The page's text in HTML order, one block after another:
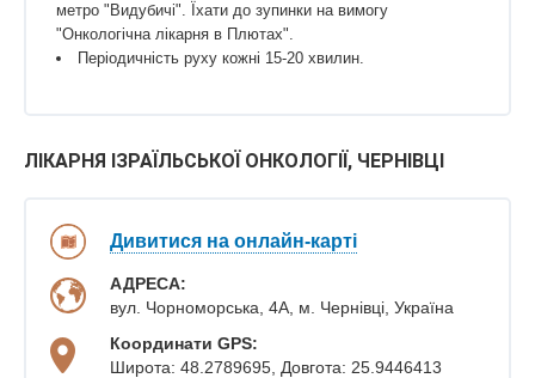
метро "Видубичі". Їхати до зупинки на вимогу
"Онкологічна лікарня в Плютах".
Періодичність руху кожні 15-20 хвилин.
ЛІКАРНЯ ІЗРАЇЛЬСЬКОЇ ОНКОЛОГІЇ, ЧЕРНІВЦІ
АДРЕСА:
вул. Чорноморська, 4А, м. Чернівці, Україна
Координати GPS:
Широта: 48.2789695, Довгота: 25.9446413
Дивитися на онлайн-карті